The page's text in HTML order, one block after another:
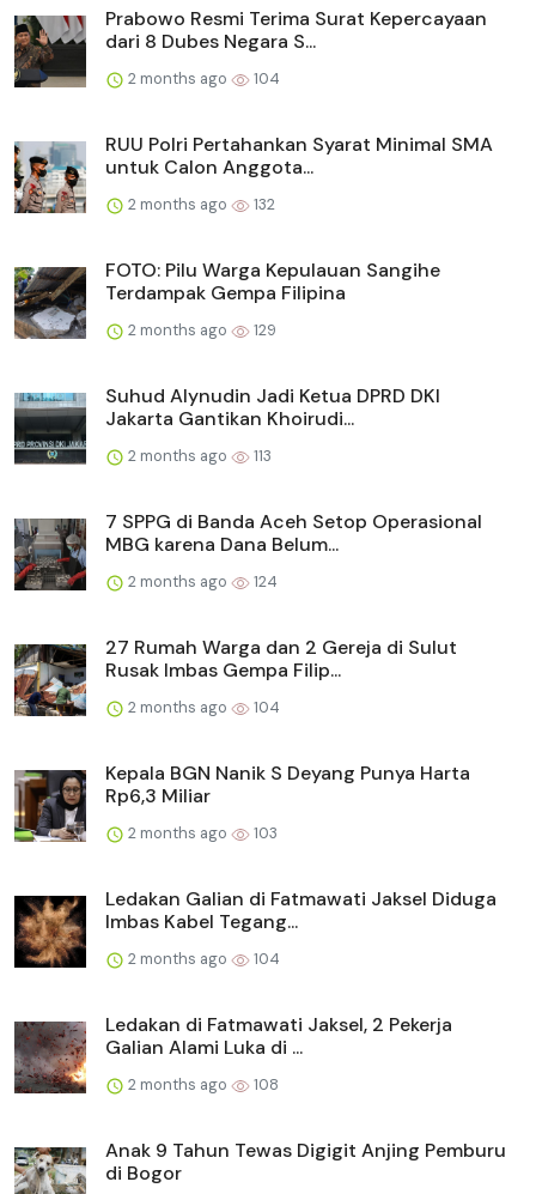
Prabowo Resmi Terima Surat Kepercayaan
dari 8 Dubes Negara S...
2 months ago 104
RUU Polri Pertahankan Syarat Minimal SMA
untuk Calon Anggota...
2 months ago 132
FOTO: Pilu Warga Kepulauan Sangihe
Terdampak Gempa Filipina
2 months ago 129
Suhud Alynudin Jadi Ketua DPRD DKI
Jakarta Gantikan Khoirudi...
2 months ago 113
7 SPPG di Banda Aceh Setop Operasional
MBG karena Dana Belum...
2 months ago 124
27 Rumah Warga dan 2 Gereja di Sulut
Rusak Imbas Gempa Filip...
2 months ago 104
Kepala BGN Nanik S Deyang Punya Harta
Rp6,3 Miliar
2 months ago 103
Ledakan Galian di Fatmawati Jaksel Diduga
Imbas Kabel Tegang...
2 months ago 104
Ledakan di Fatmawati Jaksel, 2 Pekerja
Galian Alami Luka di ...
2 months ago 108
Anak 9 Tahun Tewas Digigit Anjing Pemburu
di Bogor